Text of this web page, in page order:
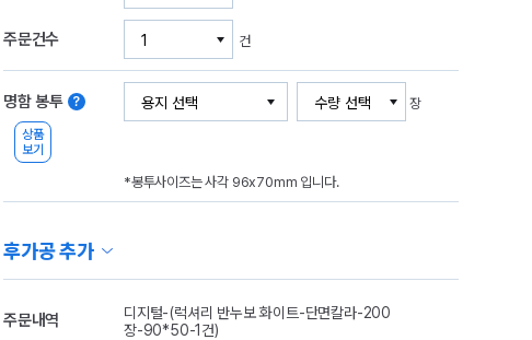
주문건수 건
명함 봉투 장
상품
보기
*봉투사이즈는 사각 96x70mm 입니다.
후가공 추가
주문내역
디지털-(럭셔리 반누보 화이트-단면칼라-200
장-90*50-1건)